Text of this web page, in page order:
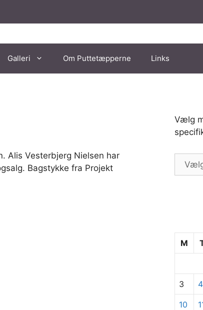
Galleri Om Puttetæpperne Links
Alis Vesterbjerg Nielsen har
Bagstykke fra Projekt
Vælg
Vælg
måned
se
indlæg
M
3 4
10